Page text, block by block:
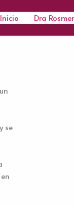
Inicio Dra
se